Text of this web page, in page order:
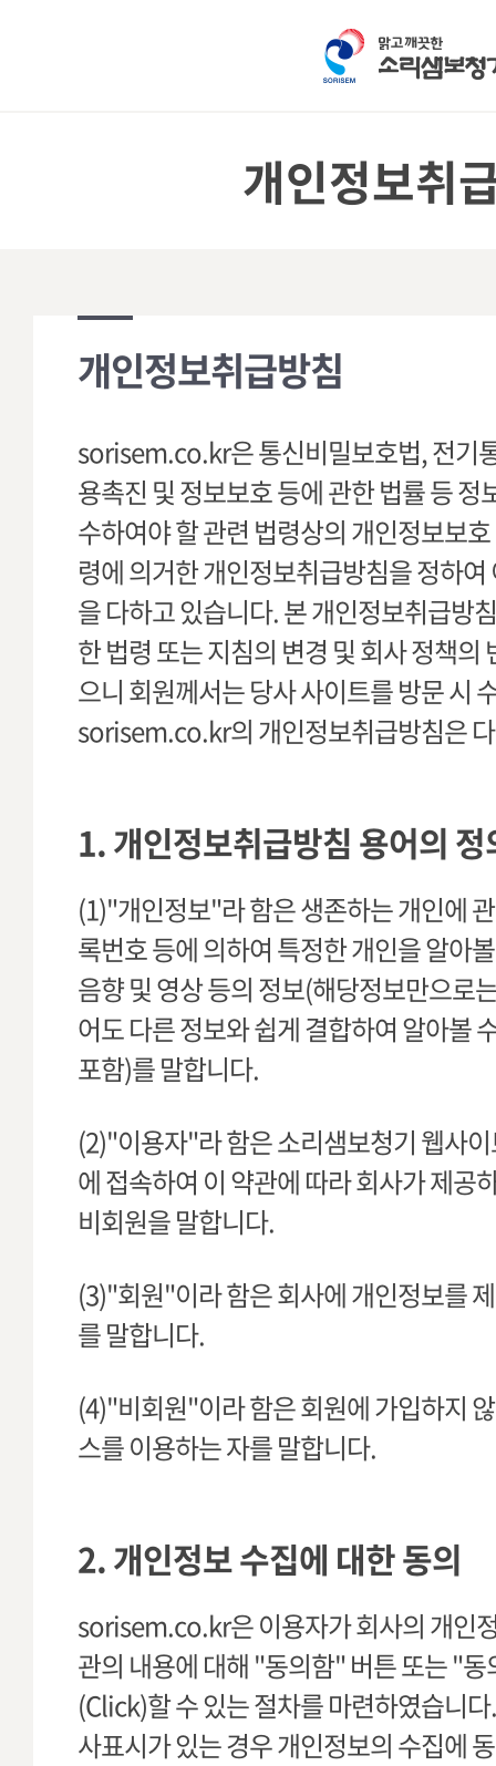
개인정보취
개인정보취급방침
sorisem.co.kr은 통신비밀보호법, 전기
용촉진 및 정보보호 등에 관한 법률 등
수하여야 할 관련 법령상의 개인정보보
령에 의거한 개인정보취급방침을 정하
을 다하고 있습니다. 본 개인정보취급방
한 법령 또는 지침의 변경 및 회사 정책의
으니 회원께서는 당사 사이트를 방문 시
sorisem.co.kr의 개인정보취급방침은
1. 개인정보취급방침 용어의 정
(1)"개인정보"라 함은 생존하는 개인에
록번호 등에 의하여 특정한 개인을 알아
음향 및 영상 등의 정보(해당정보만으로
어도 다른 정보와 쉽게 결합하여 알아볼
포함)를 말합니다.
(2)"이용자"라 함은 소리샘보청기 웹
에 접속하여 이 약관에 따라 회사가 제공
비회원을 말합니다.
(3)"회원"이라 함은 회사에 개인정보를
를 말합니다.
(4)"비회원"이라 함은 회원에 가입하지
스를 이용하는 자를 말합니다.
2. 개인정보 수집에 대한 동의
sorisem.co.kr은 이용자가 회사의 개인
관의 내용에 대해 "동의함" 버튼 또는 "
(Click)할 수 있는 절차를 마련하였습니
사표시가 있는 경우 개인정보의 수집에